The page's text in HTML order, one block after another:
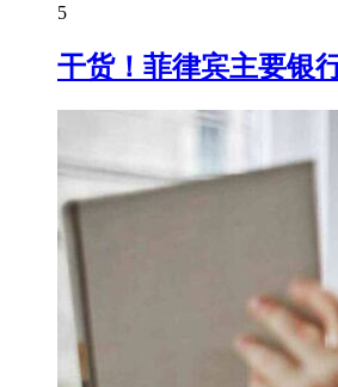
5
干货！菲律宾主要银